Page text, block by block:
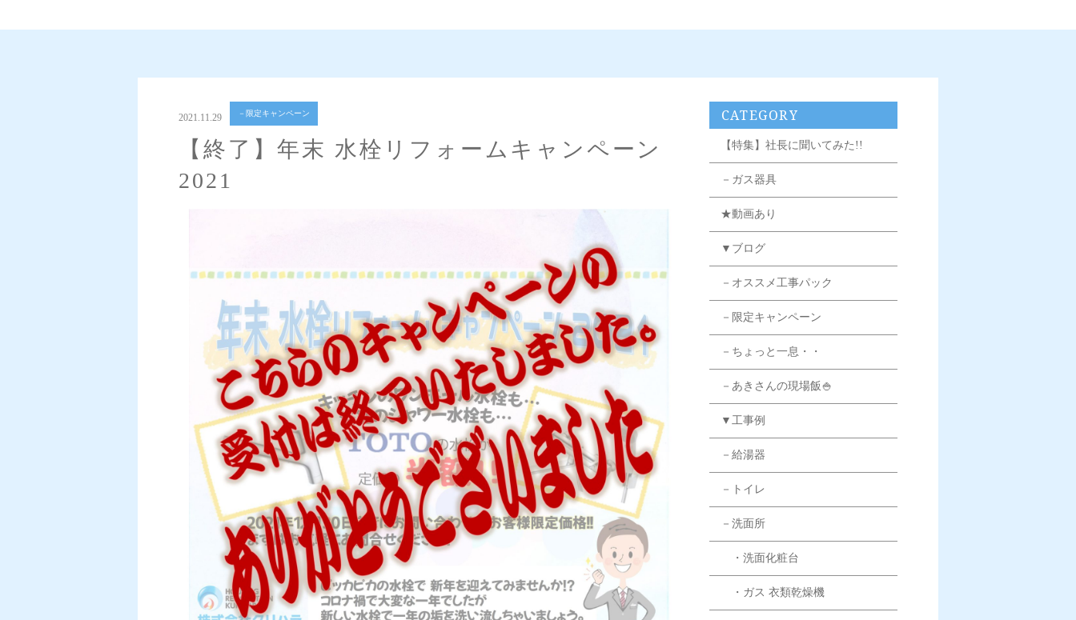
2021.11.29 －限定キャンペーン
【終了】年末 水栓リフォームキャンペーン
2021
CATEGORY
【特集】社長に聞いてみた!!
－ガス器具
★動画あり
▼ブログ
－オススメ工事パック
－限定キャンペーン
－ちょっと一息・・
－あきさんの現場飯🍚
▼工事例
－給湯器
－トイレ
－洗面所
・洗面化粧台
・ガス 衣類乾燥機